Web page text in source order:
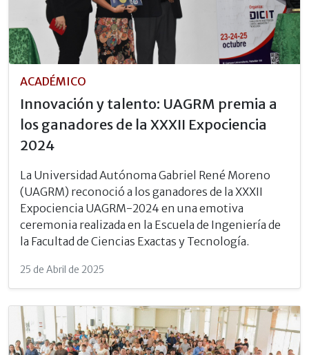
ACADÉMICO
Innovación y talento: UAGRM premia a
los ganadores de la XXXII Expociencia
2024
La Universidad Autónoma Gabriel René Moreno
(UAGRM) reconoció a los ganadores de la XXXII
Expociencia UAGRM-2024 en una emotiva
ceremonia realizada en la Escuela de Ingeniería de
la Facultad de Ciencias Exactas y Tecnología.
25 de Abril de 2025